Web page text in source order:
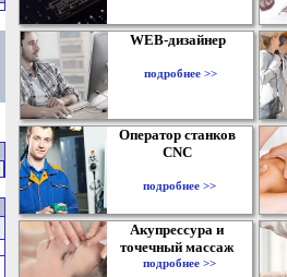
WEB-дизайнер
подробнее >>
Оператор станков
CNC
подробнее >>
Акупрессура и
точечный массаж
подробнее >>